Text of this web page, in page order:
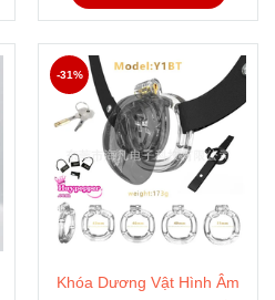
Khóa Dương Vật Hình Âm
-31%